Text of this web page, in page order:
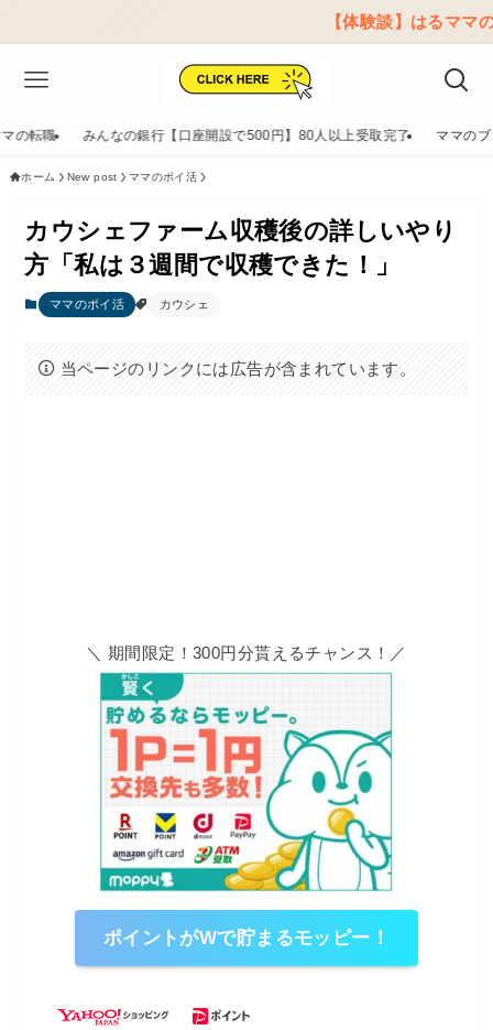
【体験談】はるママのリアルレポー
の転職 みんなの銀行【口座開設で500円】80人以上受取完了 ママの
ホーム New post ママのポイ活
カウシェファーム収穫後の詳しいやり
方「私は３週間で収穫できた！」
ママのポイ活 カウシェ
当ページのリンクには広告が含まれています。
＼ 期間限定！300円分貰えるチャンス！／
ポイントがWで貯まるモッピー！